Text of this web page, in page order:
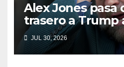
Alex Jones pasa
trasero a Trump
impeachment
JUL 30, 2026